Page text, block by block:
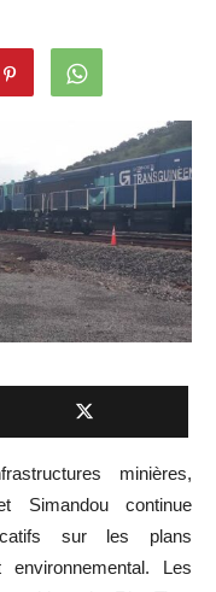
minières,
Simandou continue
sur les plans
Les